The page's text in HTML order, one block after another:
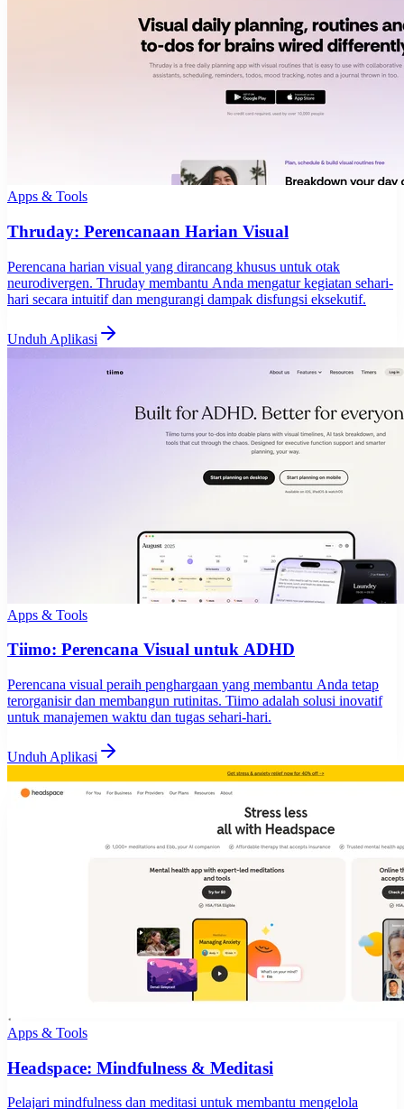
Apps & Tools
Thruday: Perencanaan Harian Visual
Perencana harian visual yang dirancang khusus untuk otak
neurodivergen. Thruday membantu Anda mengatur kegiatan sehari-
hari secara intuitif dan mengurangi dampak disfungsi eksekutif.
Unduh Aplikasi
Apps & Tools
Tiimo: Perencana Visual untuk ADHD
Perencana visual peraih penghargaan yang membantu Anda tetap
terorganisir dan membangun rutinitas. Tiimo adalah solusi inovatif
untuk manajemen waktu dan tugas sehari-hari.
Unduh Aplikasi
Apps & Tools
Headspace: Mindfulness & Meditasi
Pelajari mindfulness dan meditasi untuk membantu mengelola